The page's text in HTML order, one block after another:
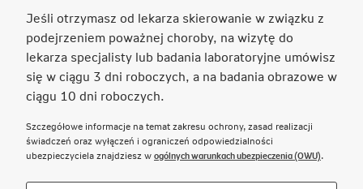
Jeśli otrzymasz od lekarza skierowanie w związku z
podejrzeniem poważnej choroby, na wizytę do
lekarza specjalisty lub badania laboratoryjne umówisz
się w ciągu 3 dni roboczych, a na badania obrazowe w
ciągu 10 dni roboczych.
Szczegółowe informacje na temat zakresu ochrony, zasad realizacji
świadczeń oraz wyłączeń i ograniczeń odpowiedzialności
ubezpieczyciela znajdziesz wogólnych warunkach ubezpieczenia (OWU).